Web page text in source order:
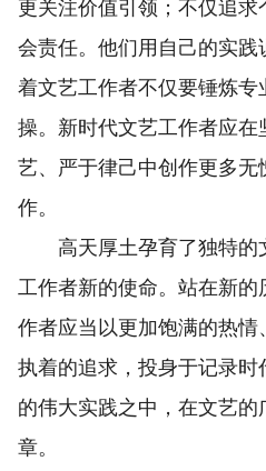
更关注价值引领；不仅追
会责任。他们用自己的实
着文艺工作者不仅要锤炼
操。新时代文艺工作者应在
艺、严于律己中创作更多无
作。
高天厚土孕育了独特的
工作者新的使命。站在新
作者应当以更加饱满的热
执着的追求，投身于记录
的伟大实践之中，在文艺
章。